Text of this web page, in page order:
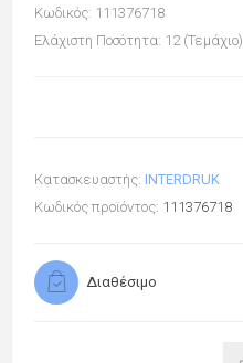
Κωδικός: 111376718
Ελάχιστη Ποσότητα: 12 (Τεμάχιο)
Κατασκευαστής: INTERDRUK
Κωδικός προϊόντος: 111376718
Διαθέσιμο